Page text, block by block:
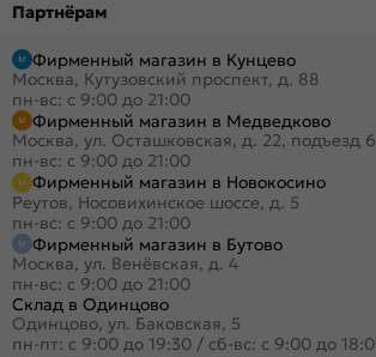
Партнёрам
Фирменный магазин в Кунцево
Москва, Кутузовский проспект, д. 88
пн-вс: с 9:00 до 21:00
Фирменный магазин в Медведково
Москва, ул. Осташковская, д. 22, подъезд 6
пн-вс: с 9:00 до 21:00
Фирменный магазин в Новокосино
Реутов, Носовихинское шоссе, д. 5
пн-вс: с 9:00 до 21:00
Фирменный магазин в Бутово
Москва, ул. Венёвская, д. 4
пн-вс: с 9:00 до 21:00
Склад в Одинцово
Одинцово, ул. Баковская, 5
пн-пт: с 9:00 до 19:30 / сб-вс: с 9:00 до